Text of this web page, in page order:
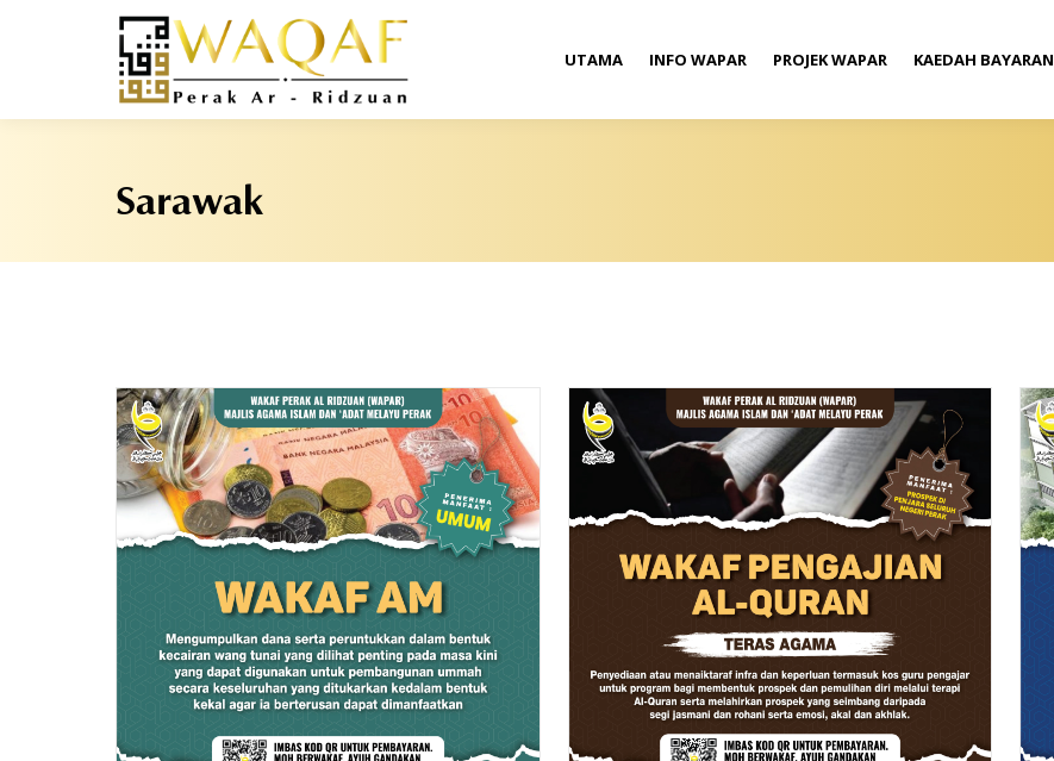
UTAMA INFO WAPAR PROJEK WAPAR KAEDAH BAYARAN
Sarawak